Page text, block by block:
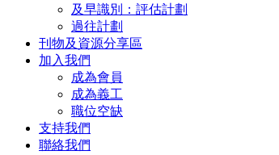
及早識別：評估計劃
過往計劃
刊物及資源分享區
加入我們
成為會員
成為義工
職位空缺
支持我們
聯絡我們